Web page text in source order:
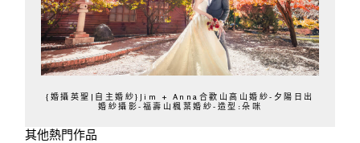
{婚攝英聖|自主婚紗}Jim + Anna合歡山高山婚紗-夕陽日出
婚紗攝影-福壽山楓葉婚紗-造型:朵咪
其他熱門作品